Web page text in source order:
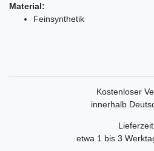
Material:
Feinsynthetik
Kostenloser
innerhalb
Lieferzeit
etwa 1 bis 3